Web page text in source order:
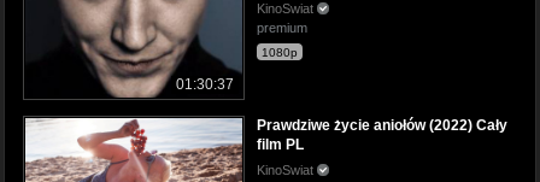
01:30:37
KinoSwiat
premium
1080p
Prawdziwe życie aniołów (2022) Cały
film PL
KinoSwiat